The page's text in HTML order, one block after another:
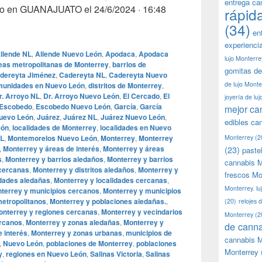
GUANAJUATO el 24/6/2024 · 16:48
Natanael Cano y Roberto Martínez, Fox promociona mota
NL, Allende Nuevo León, Apodaca, Apodaca
metropolitanas de Monterrey, barrios de
Jiménez, Cadereyta NL, Cadereyta Nuevo
en Nuevo León, distritos de Monterrey,
Arroyo NL, Dr. Arroyo Nuevo León, El Cercado, El
Escobedo, Escobedo Nuevo León, García, García
León, Juárez, Juárez NL, Juárez Nuevo León,
, localidades de Monterrey, localidades en Nuevo
, Montemorelos Nuevo León, Monterrey, Monterrey
, Monterrey y áreas de interés, Monterrey y áreas
, Monterrey y barrios aledaños, Monterrey y barrios
, Monterrey y distritos aledaños, Monterrey y
aledañas, Monterrey y localidades cercanas,
y municipios cercanos, Monterrey y municipios
, Monterrey y poblaciones aledañas.,
y regiones cercanas, Monterrey y vecindarios
, Monterrey y zonas aledañas, Monterrey y
interés, Monterrey y zonas urbanas, municipios de
, Nuevo León, poblaciones de Monterrey, poblaciones
, regiones en Nuevo León, Salinas Victoria, Salinas
(34)
lujo
gomitas
de lujo
joyería de
mejor
edibles
Monterrey
(23)
cannabis
frescos
Monterrey.
(20) relojes
Monterrey
de
cannabis
Monterrey